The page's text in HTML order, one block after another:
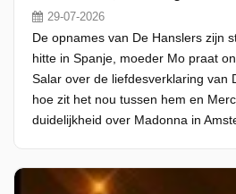
29-07-2026
De opnames van De Hanslers zijn
hitte in Spanje, moeder Mo praat
Salar over de liefdesverklaring van
hoe zit het nou tussen hem en
duidelijkheid over Madonna in